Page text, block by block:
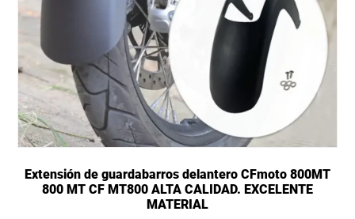
Extensión de guardabarros delantero CFmoto 800MT
800 MT CF MT800 ALTA CALIDAD. EXCELENTE
MATERIAL